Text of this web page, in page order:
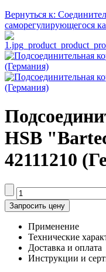
Вернуться к:
саморегулирующегося
HSB
42111210
Запросить цену
Применение
Технические
Доставка и оплата
Инструкции и